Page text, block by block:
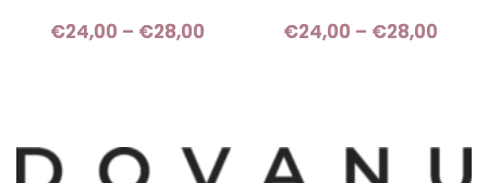
€24,00 – €28,00
Price range: €24,00 through
€24,00 – €28,00